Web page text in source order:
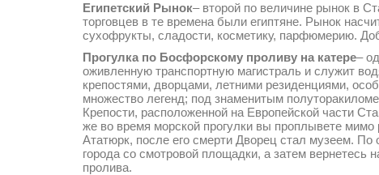
Египетский Рынок– второй по величине рынок в
торговцев в те времена были египтяне. Рынок
сухофрукты, сладости, косметику, парфюмерию.
Прогулка по Босфорскому проливу на катере–
оживленную транспортную магистраль и служит
крепостями, дворцами, летними резиденциями,
множество легенд; под знаменитым
Крепости, расположенной на Европейской части
же во время морской прогулки вы проплывете
Ататюрк, после его смерти Дворец стал музеем.
города со смотровой площадки, а затем
пролива.